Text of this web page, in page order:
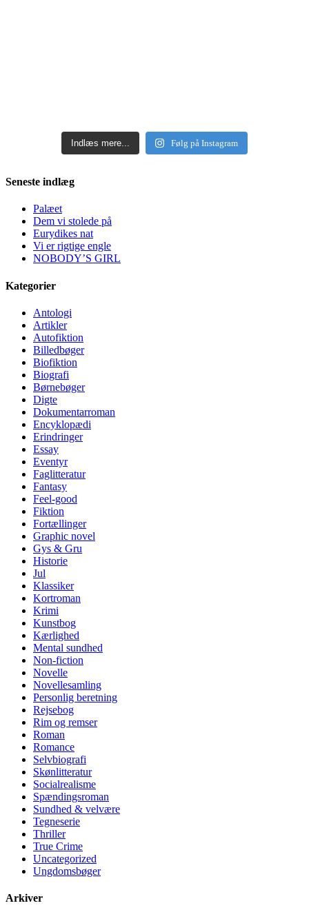
Indlæs mere... Følg på Instagram
Seneste indlæg
Palæet
Dem vi stolede på
Eurydikes nat
Vi er rigtige engle
NOBODY’S GIRL
Kategorier
Antologi
Artikler
Autofiktion
Billedbøger
Biofiktion
Biografi
Børnebøger
Digte
Dokumentarroman
Encyklopædi
Erindringer
Essay
Eventyr
Faglitteratur
Fantasy
Feel-good
Fiktion
Fortællinger
Graphic novel
Gys & Gru
Historie
Jul
Klassiker
Kortroman
Krimi
Kunstbog
Kærlighed
Mental sundhed
Non-fiction
Novelle
Novellesamling
Personlig beretning
Rejsebog
Rim og remser
Roman
Romance
Selvbiografi
Skønlitteratur
Socialrealisme
Spændingsroman
Sundhed & velvære
Tegneserie
Thriller
True Crime
Uncategorized
Ungdomsbøger
Arkiver